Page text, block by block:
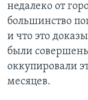
недалеко от
большинство
и что это
были
оккупировали
месяцев.